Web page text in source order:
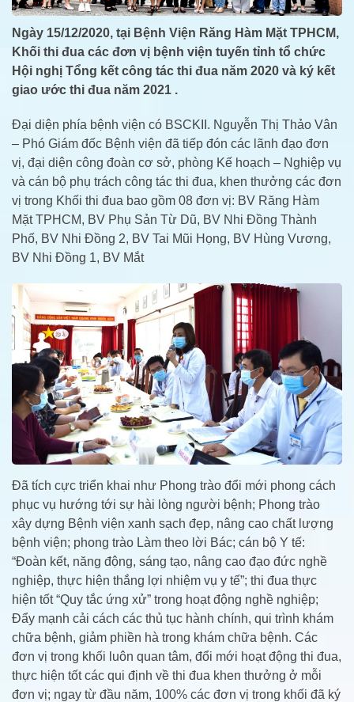
Ngày 15/12/2020, tại Bệnh Viện Răng Hàm Mặt TPHCM,
Khối thi đua các đơn vị bệnh viện tuyến tỉnh tổ chức
Hội nghị Tổng kết công tác thi đua năm 2020 và ký kết
giao ước thi đua năm 2021 .
Đại diện phía bệnh viện có BSCKII. Nguyễn Thị Thảo Vân
– Phó Giám đốc Bệnh viện đã tiếp đón các lãnh đạo đơn
vị, đại diện công đoàn cơ sở, phòng Kế hoạch – Nghiệp vụ
và cán bộ phụ trách công tác thi đua, khen thưởng các đơn
vị trong Khối thi đua bao gồm 08 đơn vị: BV Răng Hàm
Mặt TPHCM, BV Phụ Sản Từ Dũ, BV Nhi Đồng Thành
Phố, BV Nhi Đồng 2, BV Tai Mũi Họng, BV Hùng Vương,
BV Nhi Đồng 1, BV Mắt
Đã tích cực triển khai như Phong trào đổi mới phong cách
phục vụ hướng tới sự hài lòng người bệnh; Phong trào
xây dựng Bệnh viện xanh sạch đẹp, nâng cao chất lượng
bệnh viện; phong trào Làm theo lời Bác; cán bộ Y tế:
“Đoàn kết, năng động, sáng tạo, nâng cao đạo đức nghề
nghiệp, thực hiện thắng lợi nhiệm vụ y tế”; thi đua thực
hiện tốt “Quy tắc ứng xử” trong hoạt động nghề nghiệp;
Đẩy mạnh cải cách các thủ tục hành chính, qui trình khám
chữa bệnh, giảm phiền hà trong khám chữa bệnh. Các
đơn vị trong khối luôn quan tâm, đổi mới hoạt động thi đua,
thực hiện tốt các qui định về thi đua khen thưởng ở mỗi
đơn vị; ngay từ đầu năm, 100% các đơn vị trong khối đã ký